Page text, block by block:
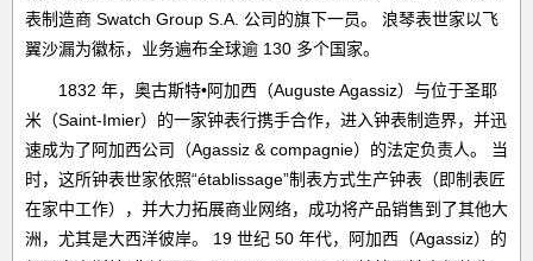
表制造商 Swatch Group S.A. 公司的旗下一员。 浪琴表世家以飞
翼沙漏为徽标，业务遍布全球逾 130 多个国家。
1832 年，奥古斯特•阿加西（Auguste Agassiz）与位于圣耶
米（Saint-Imier）的一家钟表行携手合作，进入钟表制造界，并迅
速成为了阿加西公司（Agassiz & compagnie）的法定负责人。 当
时，这所钟表世家依照“établissage”制表方式生产钟表（即制表匠
在家中工作），并大力拓展商业网络，成功将产品销售到了其他大
洲，尤其是大西洋彼岸。 19 世纪 50 年代，阿加西（Agassiz）的